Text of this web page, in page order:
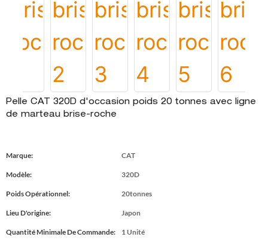
Pelle CAT 320D d'occasion poids 20 tonnes avec ligne
de marteau brise-roche
Marque: CAT
Modèle: 320D
Poids Opérationnel: 20tonnes
Lieu D'origine: Japon
Quantité Minimale De Commande: 1 Unité